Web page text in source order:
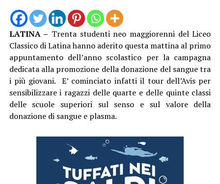
LATINA – Trenta studenti neo maggiorenni del Liceo
Classico di Latina hanno aderito questa mattina al primo
appuntamento dell’anno scolastico per la campagna
dedicata alla promozione della donazione del sangue tra
i più giovani. E’ cominciato infatti il tour dell’Avis per
sensibilizzare i ragazzi delle quarte e delle quinte classi
delle scuole superiori sul senso e sul valore della
donazione di sangue e plasma.